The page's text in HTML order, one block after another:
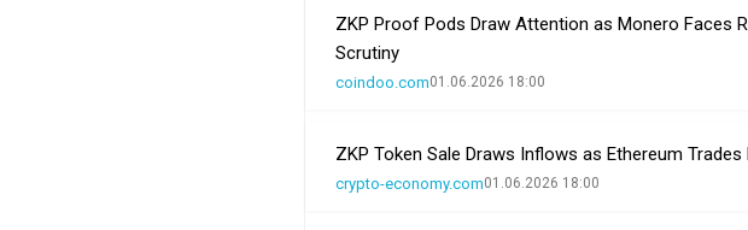
ZKP Proof Pods Draw Attention as Monero Faces
Scrutiny
coindoo.com01.06.2026 18:00
ZKP Token Sale Draws Inflows as Ethereum
crypto-economy.com01.06.2026 18:00